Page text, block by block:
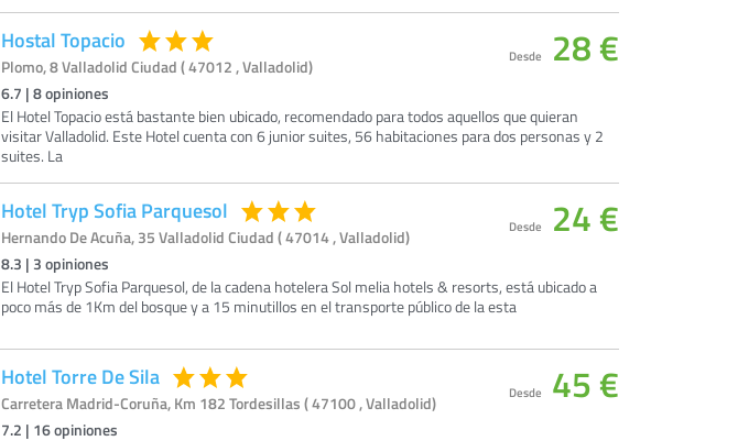
Hostal Topacio
Plomo, 8 Valladolid Ciudad ( 47012 , Valladolid)
6.7 | 8opiniones
El Hotel Topacio está bastante bien ubicado, recomendado para todos aquellos que quieran
visitar Valladolid. Este Hotel cuenta con 6 junior suites, 56 habitaciones para dos personas y 2
suites. La
Desde 28 €
Hotel Tryp Sofia Parquesol
Hernando De Acuña, 35 Valladolid Ciudad ( 47014 , Valladolid)
8.3 | 3 opiniones
El Hotel Tryp Sofia Parquesol, de la cadena hotelera Sol melia hotels & resorts, está ubicado a
poco más de 1Km del bosque y a 15 minutillos en el transporte público de la esta
Desde 24 €
Hotel Torre De Sila
Carretera Madrid-Coruña, Km 182 Tordesillas ( 47100 , Valladolid)
7.2 | 16opiniones
Desde 45 €